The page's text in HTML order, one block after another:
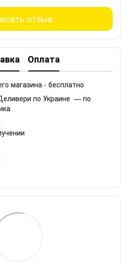
отзыв
Оплата
магазина - бесплатно
по Украине — по